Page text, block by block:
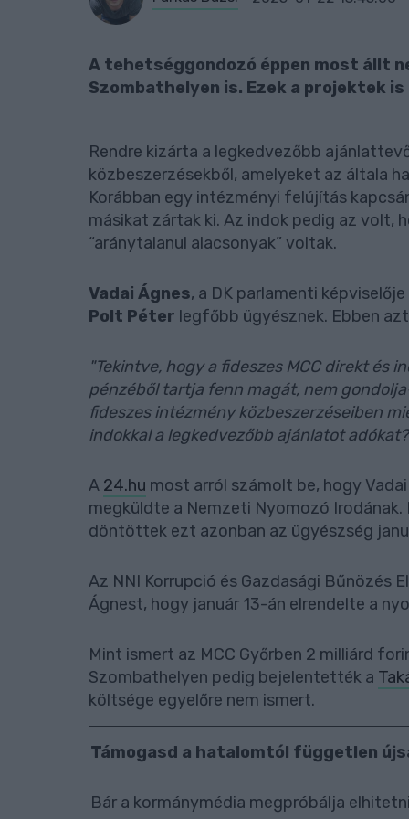
A tehetséggondozó éppen most állt
Szombathelyen is. Ezek a projektek
Rendre kizárta a legkedvezőbb
közbeszerzésekből, amelyeket az általa
Korábban egy intézményi felújítás
másikat zártak ki. Az indok pedig az volt,
“aránytalanul alacsonyak” voltak.
Vadai Ágnes, a DK parlamenti
Polt Péter legfőbb ügyésznek. Ebben
"Tekintve, hogy a fideszes MCC direkt és
pénzéből tartja fenn magát, nem
fideszes intézmény közbeszerzéseiben
indokkal a legkedvezőbb ajánlatot
A 24.hu most arról számolt be, hogy
megküldte a Nemzeti Nyomozó
döntöttek ezt azonban az ügyészség
Az NNI Korrupció és Gazdasági Bűnözés
Ágnest, hogy január 13-án elrendelte a
Mint ismert az MCC Győrben 2 milliárd
Szombathelyen pedig bejelentették a
költsége egyelőre nem ismert.
Támogasd a hatalomtól független
Bár a kormánymédia megpróbálja